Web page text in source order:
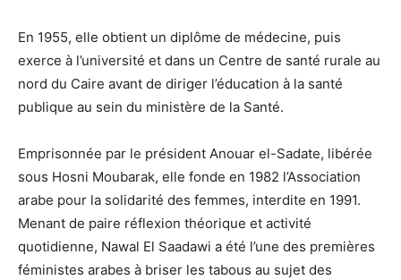
En 1955, elle obtient un diplôme de médecine, puis
exerce à l’université et dans un Centre de santé rurale au
nord du Caire avant de diriger l’éducation à la santé
publique au sein du ministère de la Santé.
Emprisonnée par le président Anouar el-Sadate, libérée
sous Hosni Moubarak, elle fonde en 1982 l’Association
arabe pour la solidarité des femmes, interdite en 1991.
Menant de paire réflexion théorique et activité
quotidienne, Nawal El Saadawi a été l’une des premières
féministes arabes à briser les tabous au sujet des